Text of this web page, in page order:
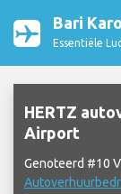
Bari
Essentiële
HERTZ
Airport
Genoteerd #10